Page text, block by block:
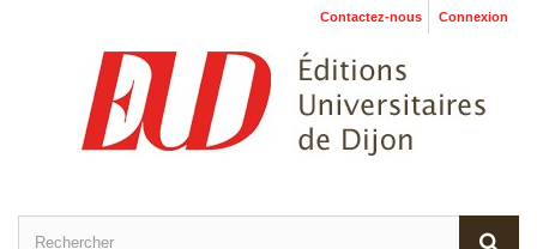
Connexion
Contactez-nous